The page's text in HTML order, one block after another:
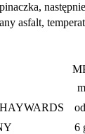
asfalt,
6